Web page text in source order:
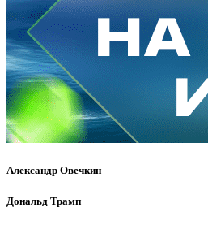
Александр Овечкин
Дональд Трамп